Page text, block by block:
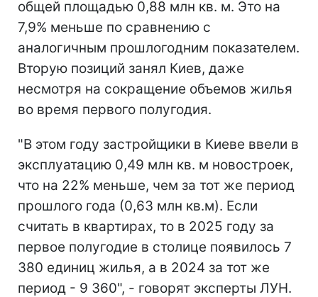
общей площадью 0,88 млн кв. м. Это на
7,9% меньше по сравнению с
аналогичным прошлогодним показателем.
Вторую позиций занял Киев, даже
несмотря на сокращение объемов жилья
во время первого полугодия.
"В этом году застройщики в Киеве ввели в
эксплуатацию 0,49 млн кв. м новостроек,
что на 22% меньше, чем за тот же период
прошлого года (0,63 млн кв.м). Если
считать в квартирах, то в 2025 году за
первое полугодие в столице появилось 7
380 единиц жилья, а в 2024 за тот же
период - 9 360", - говорят эксперты ЛУН.